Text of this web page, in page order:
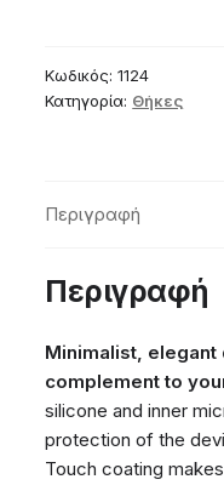
Silicone
Κωδικός:1124
Κατηγορία: Θήκες
Περιγραφή
Περιγραφή
Minimalist,
complement to
silicone and inner
protection of the
Touch coating